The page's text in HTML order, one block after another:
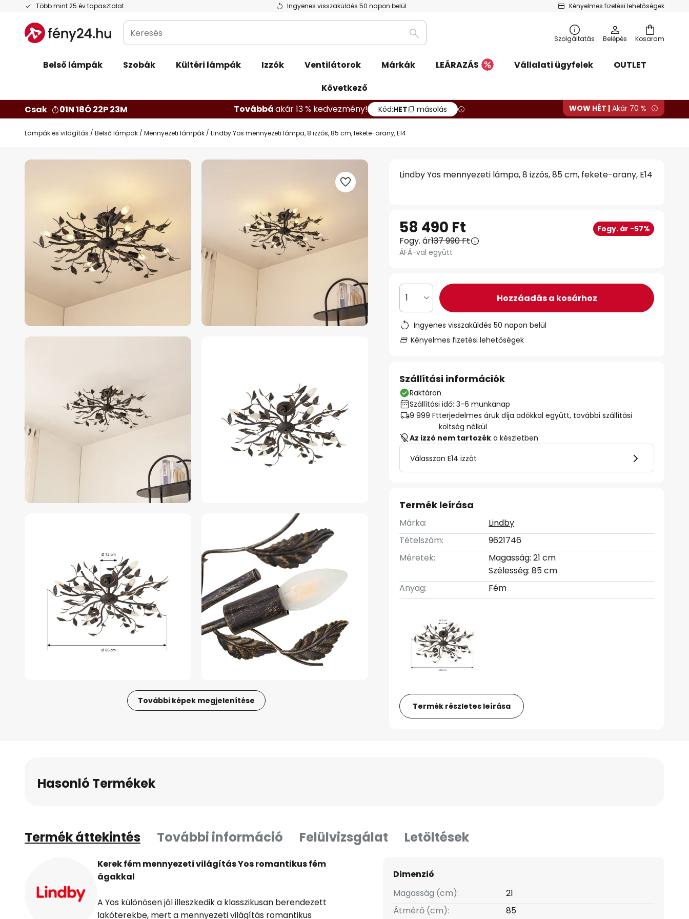
Több mint 25 év tapasztalat Ingyenes visszaküldés 50 napon belül Kényelmes fizetési lehetőségek
Ugrás
tartalomhoz
Kosaram
Keresés
Keresés
Szolgáltatás Belépés
Belső lámpák Szobák Kültéri lámpák Izzók Ventilátorok Márkák LEÁRAZÁS Vállalati ügyfelek
OUTLET
Következő
Csak
01N 18Ó 22P 22M Továbbáakár 13 % kedvezmény! Kód:HET másolás WOW HÉT | Akár 70 %
Lámpák és világítás Belső lámpák Mennyezeti lámpák Lindby Yos mennyezeti lámpa, 8 izzós, 85 cm, fekete-arany, E14
Ugrás
További képek megjelenítése
Lindby Yos mennyezeti lámpa, 8 izzós, 85 cm, fekete-arany, E14
58 490 Ft Fogy. ár -57%
Fogy. ár137 990 Ft
ÁFÁ-val együtt
1 Hozzáadás a kosárhoz
Ingyenes visszaküldés 50 napon belül
Kényelmes fizetési lehetőségek
Szállítási információk
Raktáron
Szállítási idő: 3-6 munkanap
9 999 Ftterjedelmes áruk díja adókkal együtt, további szállítási
költség nélkül
Az izzó nem tartozék a készletben
Válasszon E14 izzót
Termék leírása
Márka:
Lindby
Tételszám:
9621746
Méretek:
Magasság: 21 cm
Szélesség: 85 cm
Anyag:
Fém
Termék részletes leírása
Hasonló Termékek
Termék áttekintés További információ Felülvizsgálat Letöltések
Kerek fém mennyezeti világítás Yos romantikus fém
ágakkal
A Yos különösen jól illeszkedik a klasszikusan berendezett
lakóterekbe, mert a mennyezeti világítás romantikus
Dimenzió
Magasság (cm):
21
Átmérő (cm):
85